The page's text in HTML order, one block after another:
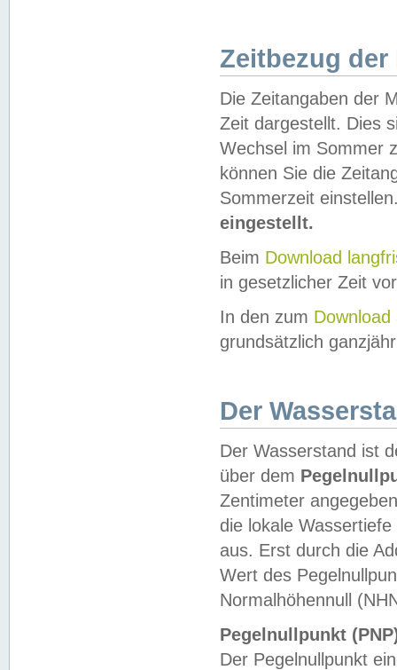
Zeitbezug der
Die Zeitangaben der
Zeit dargestellt. Dies
Wechsel im Sommer
können Sie die
Sommerzeit
eingestellt.
Beim Download
in gesetzlicher Zeit
In den zum Download
grundsätzlich
Der
Der Wasserstand ist
über dem
Zentimeter
die lokale
aus. Erst durch die
Wert des
Normalhöhennull
Pegelnullpunkt
Der Pegelnullpunkt